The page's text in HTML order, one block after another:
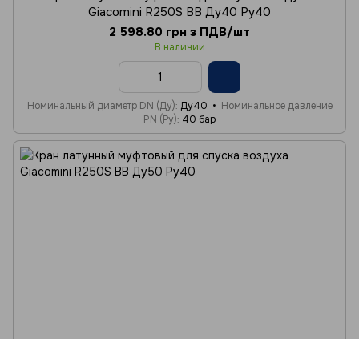
Giacomini R250S ВВ Ду40 Ру40
2 598.80 грн з ПДВ/шт
В наличии
Номинальный диаметр DN (Ду) Ду40
Номинальное давление
PN (Ру) 40 бар